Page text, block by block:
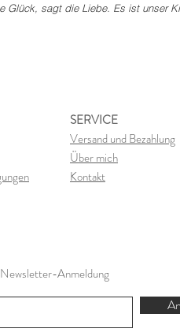
Glück, sagt die Liebe. Es ist unser
SERVICE
Versand und Bezahlung
Über mich
Kontakt
Newsletter-Anmeldung